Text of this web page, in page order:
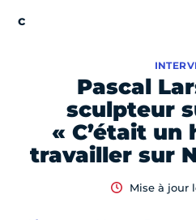
Pascal
sculpteur
« C’était un
travailler sur
Mise à jour